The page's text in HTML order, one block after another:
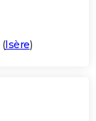
(Isère)